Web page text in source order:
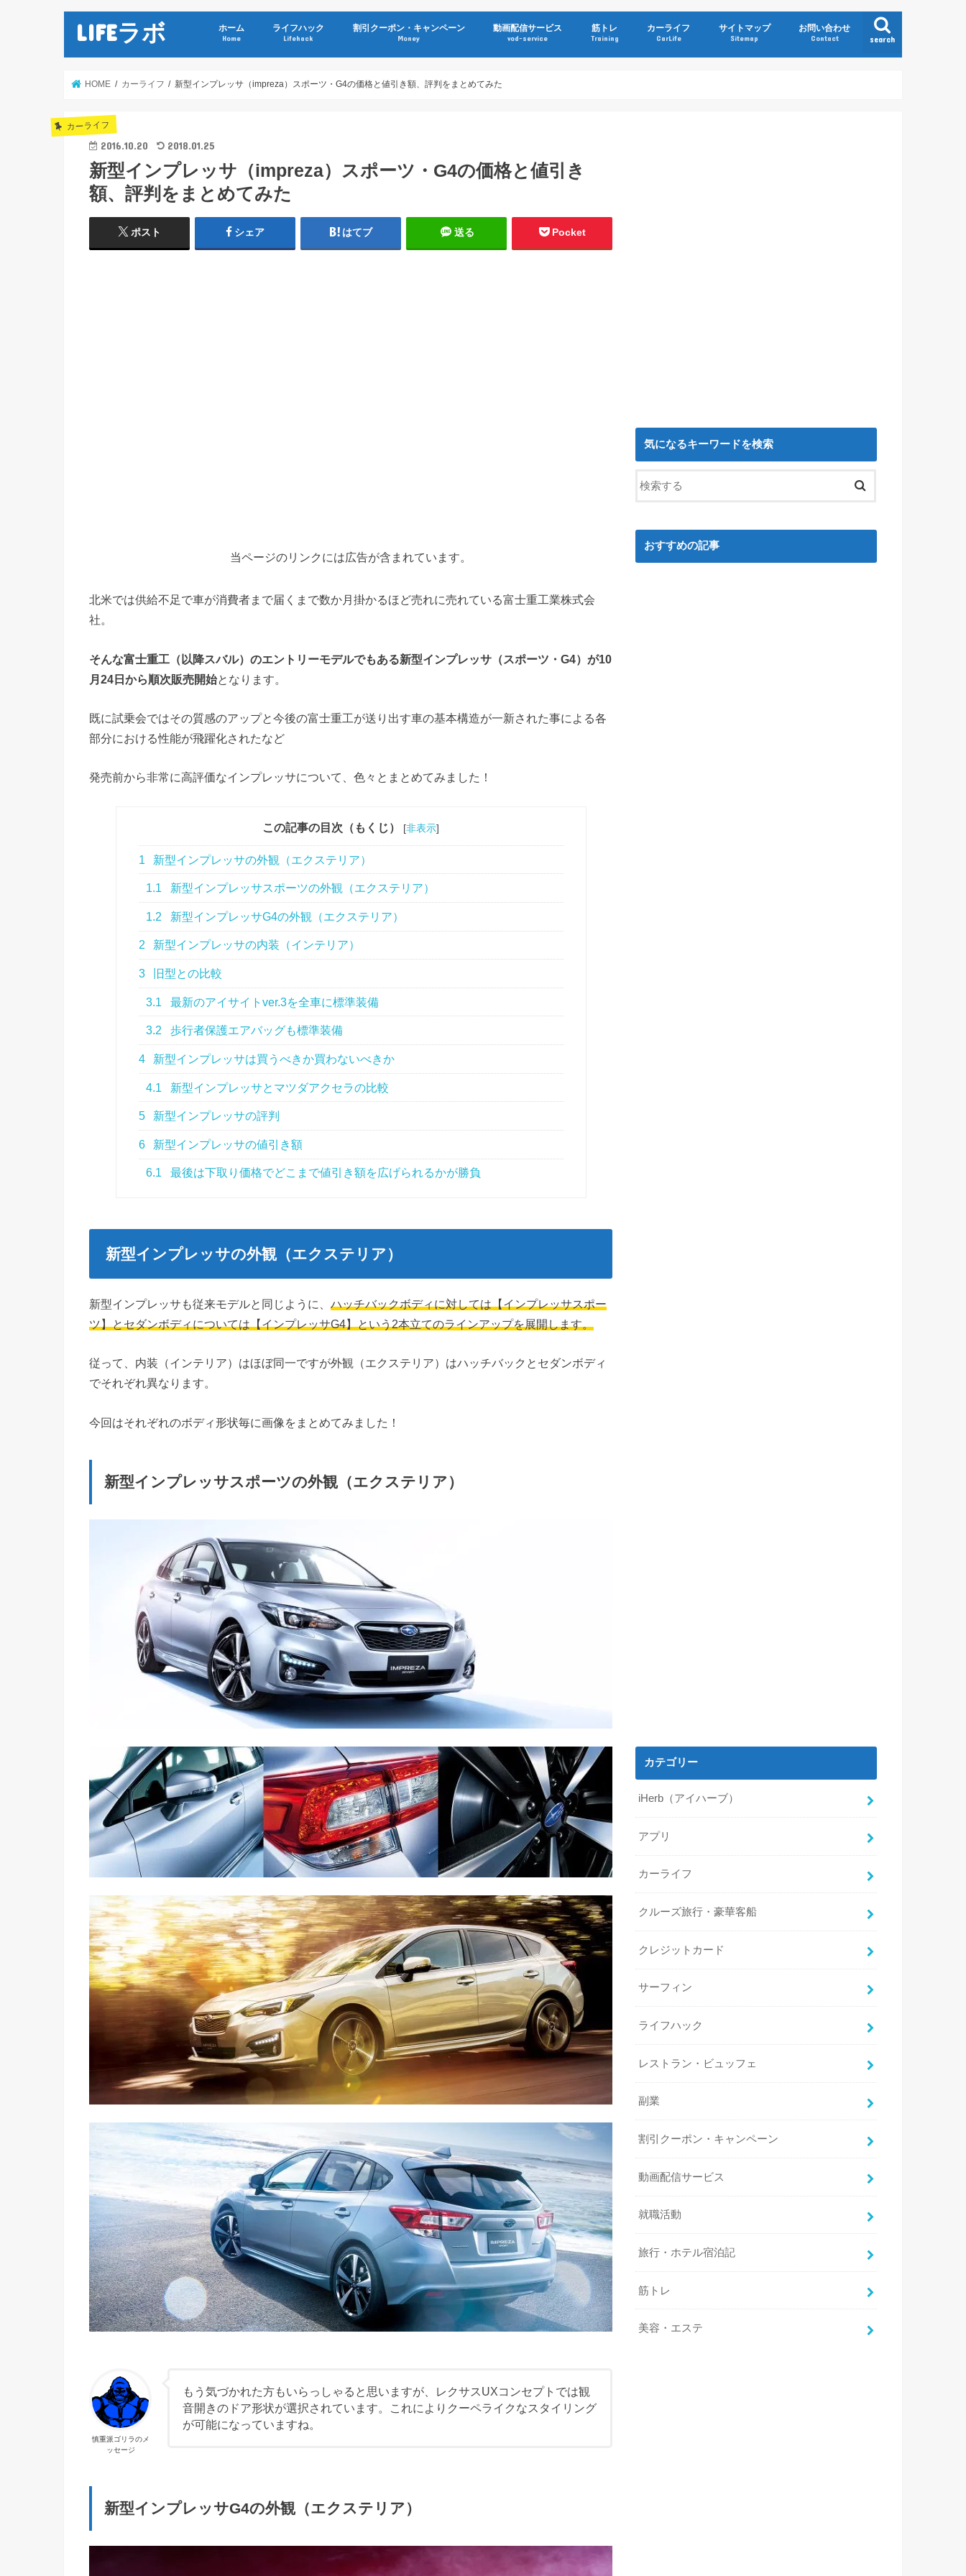
LIFEラボ search
ホーム
Home
ライフハック
Lifehack
割引クーポン・キャンペーン
Money
動画配信サービス
vod-service
筋トレ
Training
カーライフ
CarLife
サイトマップ
Sitemap
お問い合わせ
Contact
HOME カーライフ 新型インプレッサ（impreza）スポーツ・G4の価格と値引き額、評判をまとめてみた
カーライフ
2016.10.20 2018.01.25
新型インプレッサ（impreza）スポーツ・G4の価格と値引き
額、評判をまとめてみた
ポスト シェア はてブ 送る Pocket
当ページのリンクには広告が含まれています。
北米では供給不足で車が消費者まで届くまで数か月掛かるほど売れに売れている富士重工業株式会
社。
そんな富士重工（以降スバル）のエントリーモデルでもある新型インプレッサ（スポーツ・G4）が10
月24日から順次販売開始となります。
既に試乗会ではその質感のアップと今後の富士重工が送り出す車の基本構造が一新された事による各
部分における性能が飛躍化されたなど
発売前から非常に高評価なインプレッサについて、色々とまとめてみました！
この記事の目次（もくじ） [非表示]
1 新型インプレッサの外観（エクステリア）
1.1 新型インプレッサスポーツの外観（エクステリア）
1.2 新型インプレッサG4の外観（エクステリア）
2 新型インプレッサの内装（インテリア）
3 旧型との比較
3.1 最新のアイサイトver.3を全車に標準装備
3.2 歩行者保護エアバッグも標準装備
4 新型インプレッサは買うべきか買わないべきか
4.1 新型インプレッサとマツダアクセラの比較
5 新型インプレッサの評判
6 新型インプレッサの値引き額
6.1 最後は下取り価格でどこまで値引き額を広げられるかが勝負
新型インプレッサの外観（エクステリア）
新型インプレッサも従来モデルと同じように、 ハッチバックボディに対しては【インプレッサスポー
ツ】とセダンボディについては【インプレッサG4】という2本立てのラインアップを展開します。
従って、内装（インテリア）はほぼ同一ですが外観（エクステリア）はハッチバックとセダンボディ
でそれぞれ異なります。
今回はそれぞれのボディ形状毎に画像をまとめてみました！
新型インプレッサスポーツの外観（エクステリア）
慎重派ゴリラのメ
ッセージ
もう気づかれた方もいらっしゃると思いますが、レクサスUXコンセプトでは観
音開きのドア形状が選択されています。これによりクーペライクなスタイリング
が可能になっていますね。
新型インプレッサG4の外観（エクステリア）
気になるキーワードを検索
おすすめの記事
カテゴリー
iHerb（アイハーブ）
アプリ
カーライフ
クルーズ旅行・豪華客船
クレジットカード
サーフィン
ライフハック
レストラン・ビュッフェ
副業
割引クーポン・キャンペーン
動画配信サービス
就職活動
旅行・ホテル宿泊記
筋トレ
美容・エステ